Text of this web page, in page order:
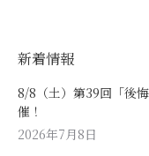
新着情報
8/8（土）第39回「後
催！
2026年7月8日